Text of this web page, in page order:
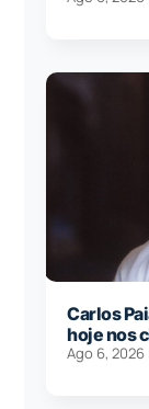
Carlos
hoje nos
Ago 6, 2026